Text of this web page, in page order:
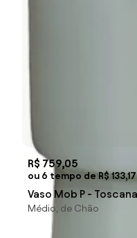
R$ 759,05
ou 6 tempo de R$ 133,17
Médio, de Chão